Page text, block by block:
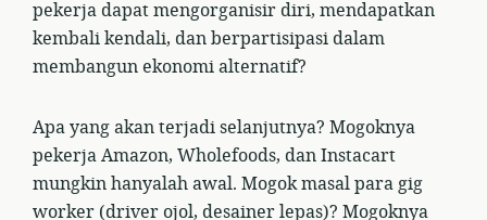
pekerja dapat mengorganisir diri, mendapatkan
kembali kendali, dan berpartisipasi dalam
membangun ekonomi alternatif?
Apa yang akan terjadi selanjutnya? Mogoknya
pekerja Amazon, Wholefoods, dan Instacart
mungkin hanyalah awal. Mogok masal para gig
worker (driver ojol, desainer lepas)? Mogoknya